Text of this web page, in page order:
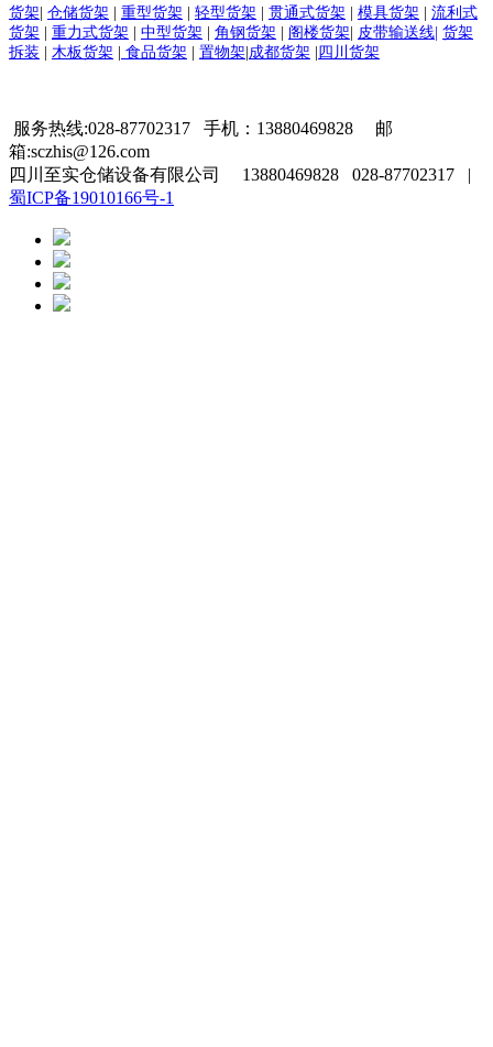
货架 仓储货架 重型货架 轻型货架 贯通式货架 模具货架
流利式
货架
重力式货架 中型货架 角钢货架 阁楼货架 皮带输送线| 货架
拆装
木板货架 食品货架 置物架 成都货架 四川货架
服务热线:028-87702317 手机：13880469828 邮
箱:sczhis@126.com
四川至实仓储设备有限公司 13880469828 028-87702317 |
蜀ICP备19010166号-1